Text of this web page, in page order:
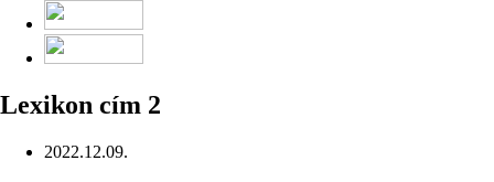
Lexikon cím 2
2022.12.09.